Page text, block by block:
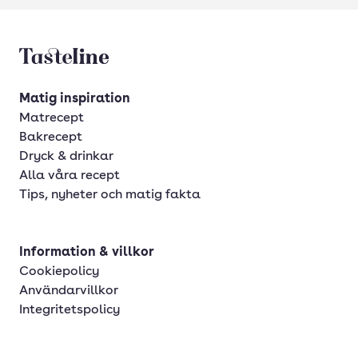
Tasteline startsida
Matig inspiration
Matrecept
Bakrecept
Dryck & drinkar
Alla våra recept
Tips, nyheter och matig fakta
Information & villkor
Cookiepolicy
Användarvillkor
Integritetspolicy